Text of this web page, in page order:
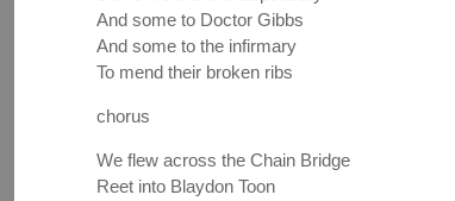
And some to Doctor Gibbs
And some to the infirmary
To mend their broken ribs
chorus
We flew across the Chain Bridge
Reet into Blaydon Toon